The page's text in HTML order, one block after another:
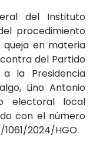
del Instituto
procedimiento
queja en materia
del Partido
la Presidencia
Lino Antonio
electoral local
con el número
2024/HGO.